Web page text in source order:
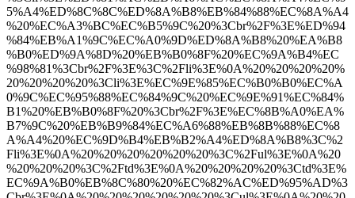
5%A4%ED%8C%8C%ED%8A%B8%EB%84%88%EC%8A%A4
%20%EC%A3%BC%EC%B5%9C%20%3Cbr%2F%3E%ED%94
%84%EB%A1%9C%EC%A0%9D%ED%8A%B8%20%EA%B8
%B0%ED%9A%8D%20%EB%B0%8F%20%EC%9A%B4%EC
%98%81%3Cbr%2F%3E%3C%2Fli%3E%0A%20%20%20%20%
20%20%20%20%3Cli%3E%EC%9E%85%EC%B0%B0%EC%A
0%9C%EC%95%88%EC%84%9C%20%EC%9E%91%EC%84%
B1%20%EB%B0%8F%20%3Cbr%2F%3E%EC%8B%A0%EA%
B7%9C%20%EB%B9%84%EC%A6%88%EB%8B%88%EC%8
A%A4%20%EC%9D%B4%EB%B2%A4%ED%8A%B8%3C%2
Fli%3E%0A%20%20%20%20%20%20%3C%2Ful%3E%0A%20
%20%20%20%3C%2Ftd%3E%0A%20%20%20%20%3Ctd%3E%
EC%9A%B0%EB%8C%80%20%EC%82%AC%ED%95%AD%3